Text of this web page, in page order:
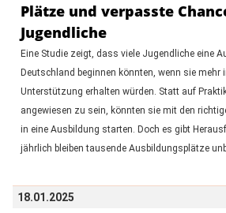
Plätze und verpasste
Jugendliche
Eine Studie zeigt, dass viele Jugendliche eine
Deutschland beginnen könnten, wenn sie mehr
Unterstützung erhalten würden. Statt auf
angewiesen zu sein, könnten sie mit den
in eine Ausbildung starten. Doch es gibt
jährlich bleiben tausende Ausbildungsplätze
18.01.2025